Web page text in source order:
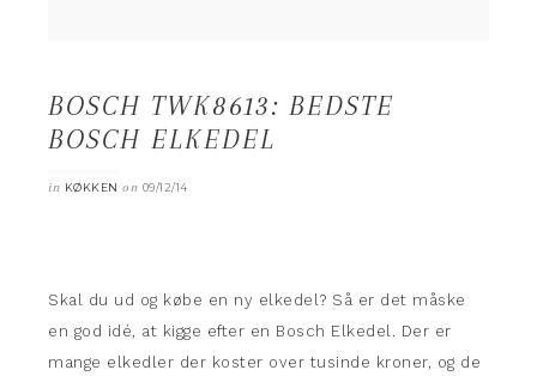
BOSCH TWK8613: BEDSTE
BOSCH ELKEDEL
in KØKKEN on 09/12/14
Skal du ud og købe en ny elkedel? Så er det måske
en god idé, at kigge efter en Bosch Elkedel. Der er
mange elkedler der koster over tusinde kroner, og de